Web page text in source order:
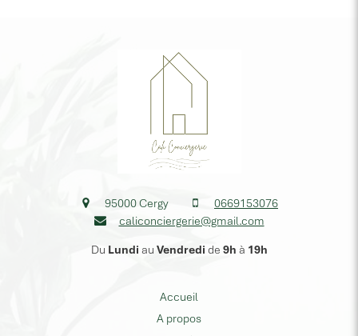
95000Cergy
0669153076
caliconciergerie@gmail.com
Du Lundi au Vendredi de 9h à 19h
Accueil
A propos